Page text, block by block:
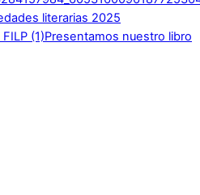
literarias 2025
Presentamos nuestro libro